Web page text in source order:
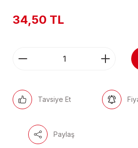
34,50 TL
Tavsiye Et
Paylaş